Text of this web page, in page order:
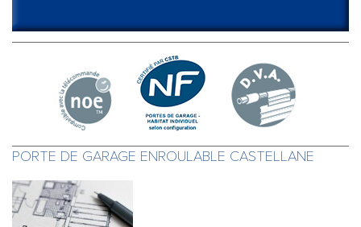
PORTE DE GARAGE ENROULABLE CASTELLANE